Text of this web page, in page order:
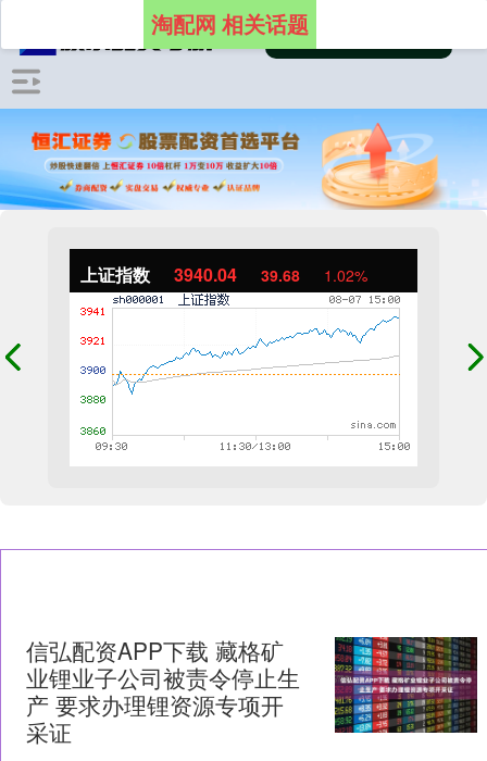
上证指数 3940.04 39.68 1.02%
淘配网 相关话题
信弘配资APP下载 藏格矿
业锂业子公司被责令停止生
产 要求办理锂资源专项开
采证